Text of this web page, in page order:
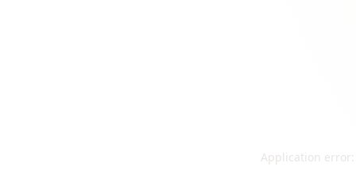
Application